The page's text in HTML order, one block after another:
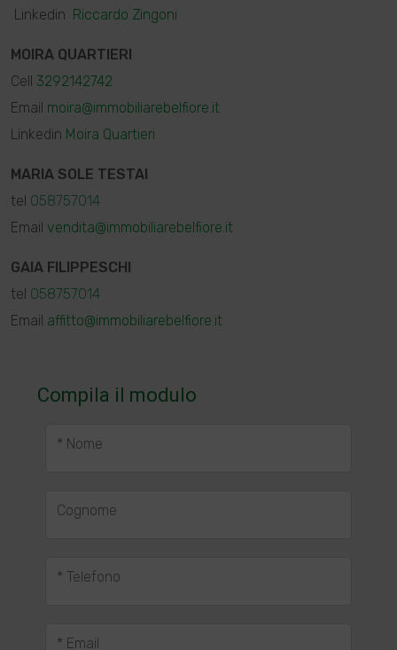
Linkedin Riccardo Zingoni
MOIRA QUARTIERI
Cell 3292142742
Email moira@immobiliarebelfiore.it
Linkedin Moira Quartieri
MARIA SOLE TESTAI
tel 058757014
Email vendita@immobiliarebelfiore.it
GAIA FILIPPESCHI
tel 058757014
Email affitto@immobiliarebelfiore.it
Compila il modulo
* Nome
Cognome
* Telefono
* Email